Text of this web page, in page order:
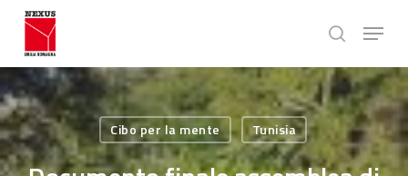
Skip
main
content
search
Menu
Cibo per la mente Tunisia
Menu